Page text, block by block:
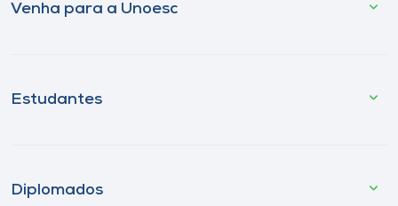
Venha para a Unoesc
Estudantes
Diplomados